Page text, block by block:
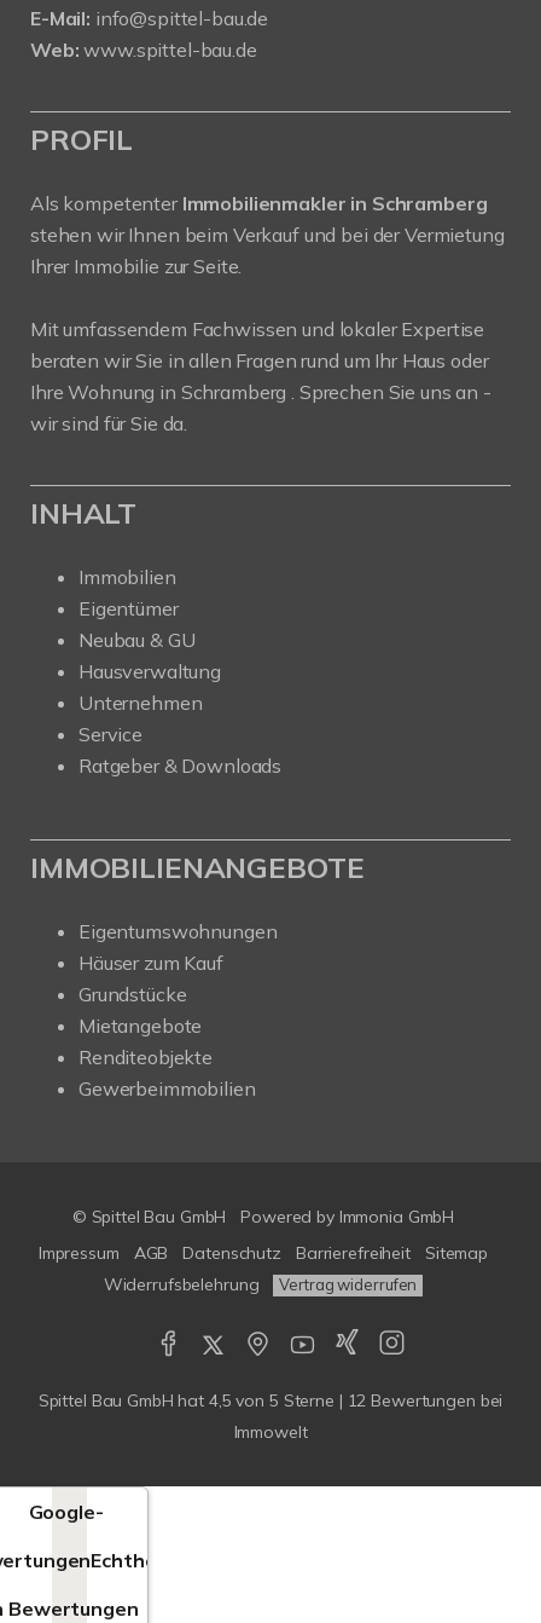
E-Mail: info@spittel-bau.de
Web: www.spittel-bau.de
PROFIL
Als kompetenter Immobilienmakler in Schramberg
stehen wir Ihnen beim Verkauf und bei der Vermietung
Ihrer Immobilie zur Seite.
Mit umfassendem Fachwissen und lokaler Expertise
beraten wir Sie in allen Fragen rund um Ihr Haus oder
Ihre Wohnung in Schramberg . Sprechen Sie uns an -
wir sind für Sie da.
INHALT
Immobilien
Eigentümer
Neubau & GU
Hausverwaltung
Unternehmen
Service
Ratgeber & Downloads
IMMOBILIENANGEBOTE
Eigentumswohnungen
Häuser zum Kauf
Grundstücke
Mietangebote
Renditeobjekte
Gewerbeimmobilien
© Spittel Bau GmbH Powered by Immonia GmbH
Impressum
AGB Datenschutz Barrierefreiheit
Sitemap
Widerrufsbelehrung
Vertrag widerrufen
Spittel Bau GmbH hat 4,5 von 5 Sterne | 12 Bewertungen bei
Immowelt
Google-
Echtheit
Bewertungen